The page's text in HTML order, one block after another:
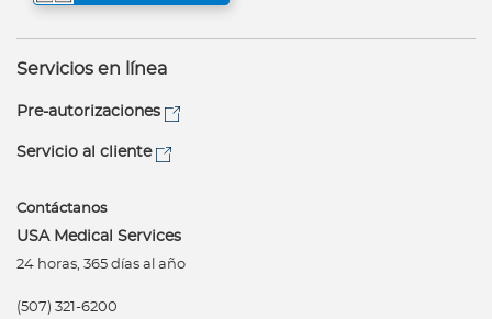
Servicios en línea
Pre-autorizaciones
Servicio al cliente
Contáctanos
USA Medical Services
24 horas, 365 días al año
(507) 321-6200